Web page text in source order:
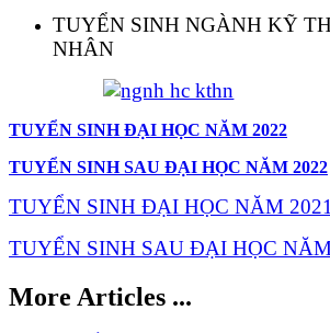
TUYỂN SINH NGÀNH KỸ
NHÂN
TUYỂN SINH ĐẠI HỌC NĂM 2022
TUYỂN SINH SAU ĐẠI HỌC NĂM 2022
TUYỂN SINH ĐẠI HỌC NĂM
TUYỂN SINH SAU ĐẠI HỌC
More Articles ...